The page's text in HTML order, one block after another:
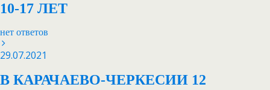
10-17 ЛЕТ
нет ответов
29.07.2021
В КАРАЧАЕВО-ЧЕРКЕСИИ 12